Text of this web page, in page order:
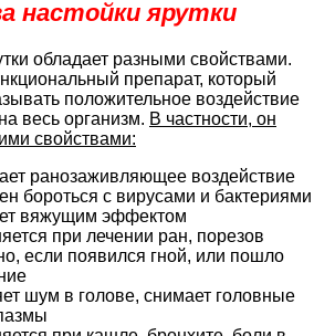
настойки ярутки
обладает разными свойствами.
препарат, который
положительное воздействие
весь организм. В частности, он
свойствами:
ранозаживляющее воздействие
бороться с вирусами и бактериями
вяжущим эффектом
при лечении ран, порезов
если появился гной, или пошло
шум в голове, снимает головные